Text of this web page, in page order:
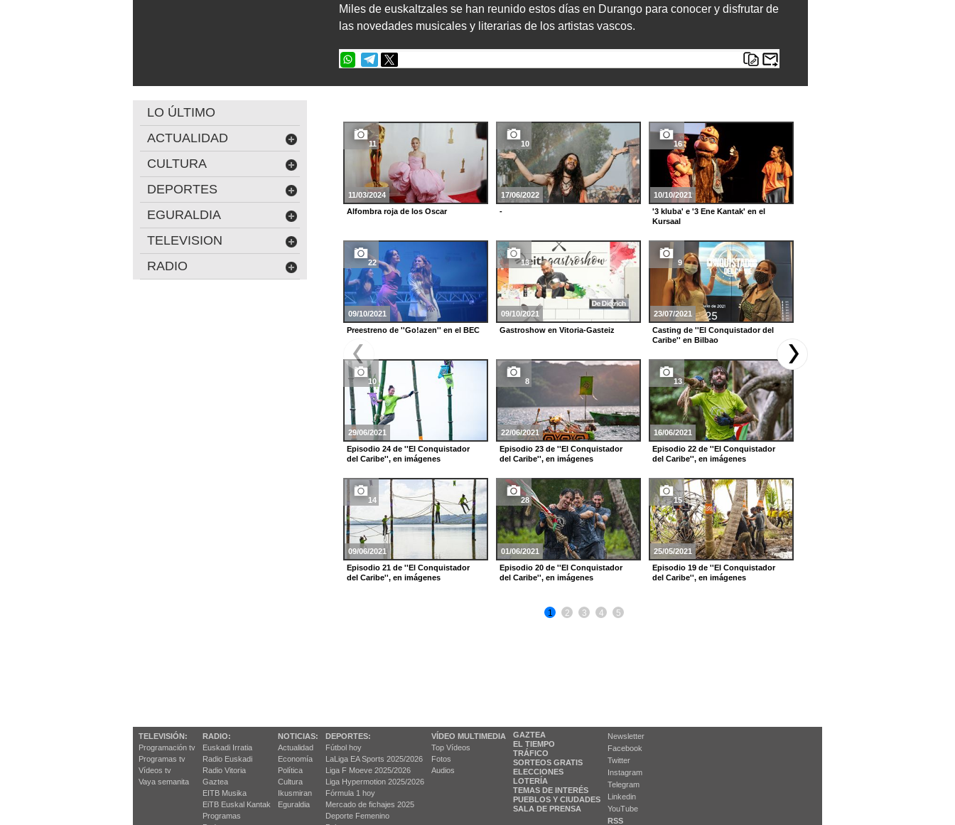
Miles de euskaltzales se han reunido estos días en Durango para conocer y disfrutar de
las novedades musicales y literarias de los artistas vascos.
LO ÚLTIMO
ACTUALIDAD
CULTURA
DEPORTES
EGURALDIA
TELEVISION
RADIO
11
11/03/2024
Alfombra roja de los Oscar
10
17/06/2022
-
16
10/10/2021
'3 kluba' e '3 Ene Kantak' en el
Kursaal
22
09/10/2021
Preestreno de ''Go!azen'' en el BEC
13
09/10/2021
Gastroshow en Vitoria-Gasteiz
9
23/07/2021
Casting de ''El Conquistador del
Caribe'' en Bilbao
10
29/06/2021
Episodio 24 de ''El Conquistador
del Caribe'', en imágenes
8
22/06/2021
Episodio 23 de ''El Conquistador
del Caribe'', en imágenes
13
16/06/2021
Episodio 22 de ''El Conquistador
del Caribe'', en imágenes
14
09/06/2021
Episodio 21 de ''El Conquistador
del Caribe'', en imágenes
28
01/06/2021
Episodio 20 de ''El Conquistador
del Caribe'', en imágenes
15
25/05/2021
Episodio 19 de ''El Conquistador
del Caribe'', en imágenes
1 2 3 4 5
TELEVISIÓN:
Programación tv
Programas tv
Vídeos tv
Vaya semanita
RADIO:
Euskadi Irratia
Radio Euskadi
Radio Vitoria
Gaztea
EITB Musika
EiTB Euskal Kantak
Programas
NOTICIAS:
Actualidad
Economía
Política
Cultura
Ikusmiran
Eguraldia
DEPORTES:
Fútbol hoy
LaLiga EA Sports 2025/2026
Liga F Moeve 2025/2026
Liga Hypermotion 2025/2026
Fórmula 1 hoy
Mercado de fichajes 2025
Deporte Femenino
VÍDEO MULTIMEDIA
Top Vídeos
Fotos
Audios
GAZTEA
EL TIEMPO
TRÁFICO
SORTEOS GRATIS
ELECCIONES
LOTERÍA
TEMAS DE INTERÉS
PUEBLOS Y CIUDADES
SALA DE PRENSA
Newsletter
Facebook
Twitter
Instagram
Telegram
Linkedin
YouTube
RSS